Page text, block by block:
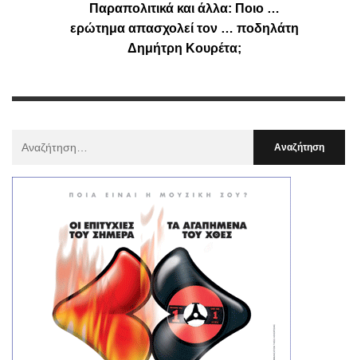
Παραπολιτικά και άλλα: Ποιο …
ερώτημα απασχολεί τον … ποδηλάτη
Δημήτρη Κουρέτα;
: